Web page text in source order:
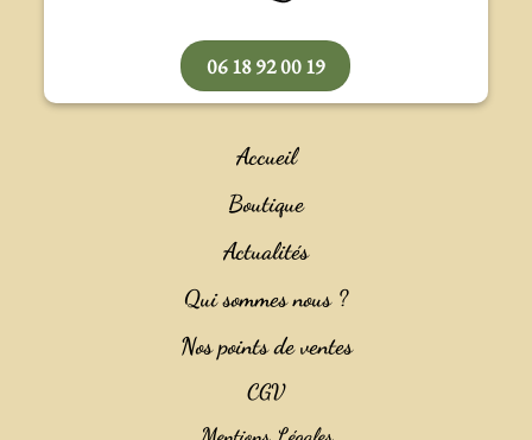
06 18 92 00 19
Accueil
Boutique
Actualités
Qui sommes nous ?
Nos points de ventes
CGV